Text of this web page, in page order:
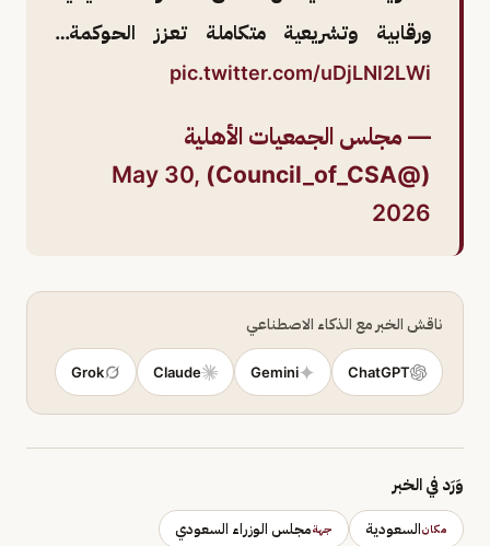
ورقابية وتشريعية متكاملة تعزز الحوكمة…
pic.twitter.com/uDjLNl2LWi
— مجلس الجمعيات الأهلية
(@Council_of_CSA)
May 30,
2026
ناقش الخبر مع الذكاء الاصطناعي
ChatGPT
Gemini
Claude
Grok
وَرَد في الخبر
مكانالسعودية جهةمجلس الوزراء السعودي